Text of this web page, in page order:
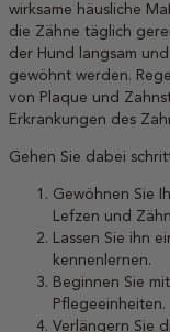
wirksame häusliche
die Zähne täglich
der Hund langsam
gewöhnt werden.
von Plaque und
Erkrankungen des
Gehen Sie dabei
Gewöhnen Sie
Lefzen und
Lassen Sie ihn
kennenlernen.
Beginnen Sie
Pflegeeinheiten.
Verlängern Sie